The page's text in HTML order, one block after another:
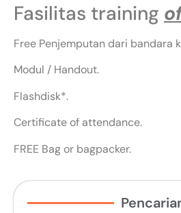
Fasilitas training
Free Penjemputan dari bandara
Modul / Handout.
Flashdisk*.
Certificate of attendance.
FREE Bag or bagpacker.